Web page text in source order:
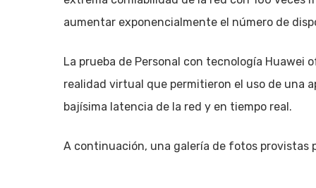
aumentar exponencialmente el número de
La prueba de Personal con tecnología Huawei
realidad virtual que permitieron el uso de una
bajísima latencia de la red y en tiempo real.
A continuación, una galería de fotos provistas